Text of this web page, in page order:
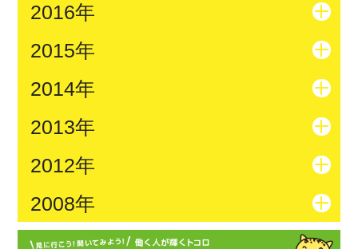
2016年
2015年
2014年
2013年
2012年
2008年